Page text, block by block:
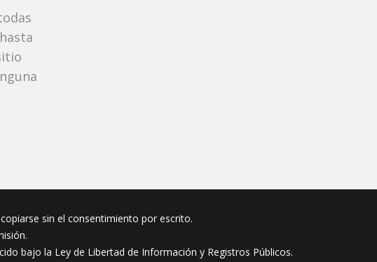
sin el consentimiento por escrito.
bajo la Ley de Libertad de Información y Registros Públicos.